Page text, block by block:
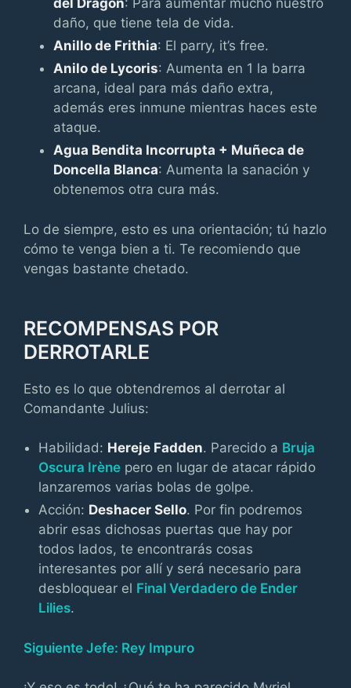
del Dragón: Para aumentar mucho nuestro
daño, que tiene tela de vida.
Anillo de Frithia: El parry, it’s free.
Anilo de Lycoris: Aumenta en 1 la barra
arcana, ideal para más daño extra,
además eres inmune mientras haces este
ataque.
Agua Bendita Incorrupta + Muñeca de
Doncella Blanca: Aumenta la sanación y
obtenemos otra cura más.
Lo de siempre, esto es una orientación; tú hazlo
cómo te venga bien a ti. Te recomiendo que
vengas bastante chetado.
RECOMPENSAS POR
DERROTARLE
Esto es lo que obtendremos al derrotar al
Comandante Julius:
Habilidad: Hereje Fadden. Parecido a Bruja
Oscura Irène pero en lugar de atacar rápido
lanzaremos varias bolas de golpe.
Acción: Deshacer Sello. Por fin podremos
abrir esas dichosas puertas que hay por
todos lados, te encontrarás cosas
interesantes por allí y será necesario para
desbloquear el Final Verdadero de Ender
Lilies.
Siguiente Jefe: Rey Impuro